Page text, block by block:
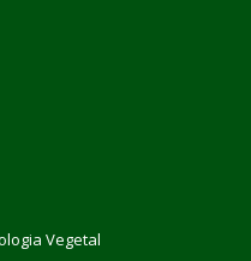
Vegetal